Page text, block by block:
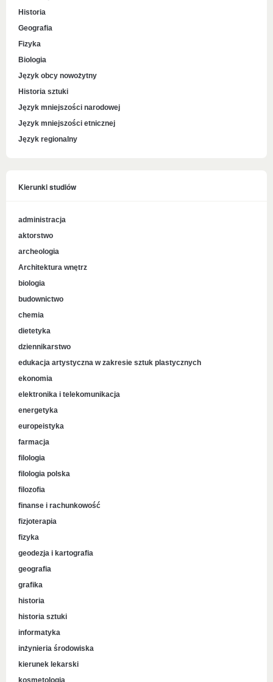
Historia
Geografia
Fizyka
Biologia
Język obcy nowożytny
Historia sztuki
Język mniejszości narodowej
Język mniejszości etnicznej
Język regionalny
Kierunki studiów
administracja
aktorstwo
archeologia
Architektura wnętrz
biologia
budownictwo
chemia
dietetyka
dziennikarstwo
edukacja artystyczna w zakresie sztuk plastycznych
ekonomia
elektronika i telekomunikacja
energetyka
europeistyka
farmacja
filologia
filologia polska
filozofia
finanse i rachunkowość
fizjoterapia
fizyka
geodezja i kartografia
geografia
grafika
historia
historia sztuki
informatyka
inżynieria środowiska
kierunek lekarski
kosmetologia